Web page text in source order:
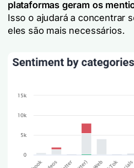
plataformas geram os
Isso o ajudará a concentrar
eles são mais necessários.